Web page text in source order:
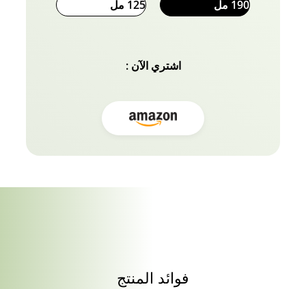
190 مل 125 مل
اشتري الآن :
فوائد المنتج